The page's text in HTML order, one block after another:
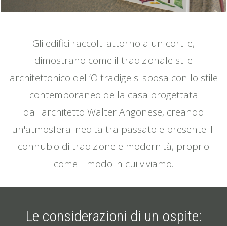
Gli edifici raccolti attorno a un cortile,
dimostrano come il tradizionale stile
architettonico dell’Oltradige si sposa con lo stile
contemporaneo della casa progettata
dall'architetto Walter Angonese, creando
un'atmosfera inedita tra passato e presente. Il
connubio di tradizione e modernità, proprio
come il modo in cui viviamo.
Le considerazioni di un ospite: